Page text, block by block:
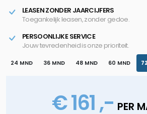
LEASEN ZONDER JAARCIJFERS
Toegankelijk leasen, zonder gedoe.
PERSOONLIJKE SERVICE
Jouw tevredenheid is onze prioriteit.
24 MND 36 MND 48 MND 60 MND
€ 161 ,- PER